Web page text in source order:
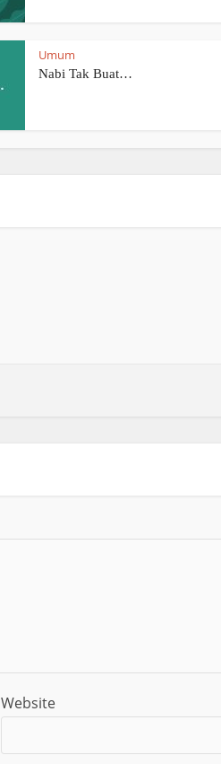
Umum
Nabi Tak Buat…
Website